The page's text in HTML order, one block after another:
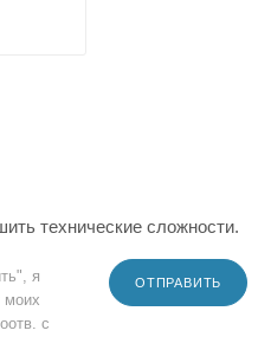
технические сложности.
я
моих
с
ОТПРАВИТЬ